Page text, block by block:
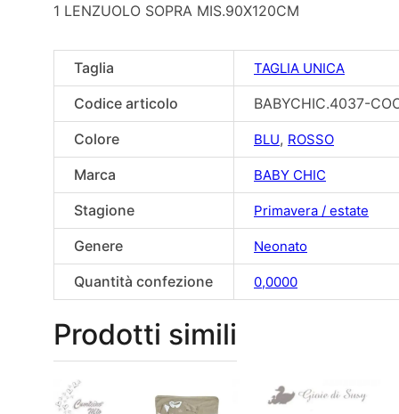
1 LENZUOLO SOPRA MIS.90X120CM
Taglia TAGLIA UNICA
Codice articolo
BABYCHIC.4037-
Colore
BLU, ROSSO
Marca BABY CHIC
Stagione Primavera / estate
Genere Neonato
Quantità confezione 0,0000
Prodotti simili